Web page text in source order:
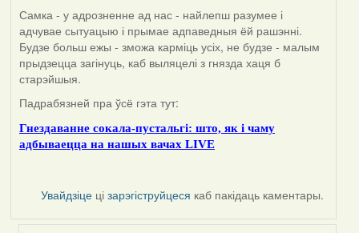
Самка - у адрозненне ад нас - найлепш разумее і
адчувае сытуацыю і прымае адпаведныя ёй рашэнні.
Будзе больш ежы - зможа карміць усіх, не будзе - малым
прыдзецца загінуць, каб выляцелі з гнязда хаця б
старэйшыя.
Падрабязней пра ўсё гэта тут:
Гнездаванне сокала-пустальгі: што, як і чаму
адбываецца на нашых вачах LIVE
Увайдзіце цізарэгіструйцеся каб пакідаць каментары.